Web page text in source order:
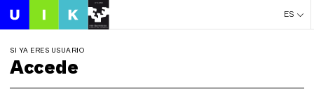
ES
SI YA ERES USUARIO
Accede